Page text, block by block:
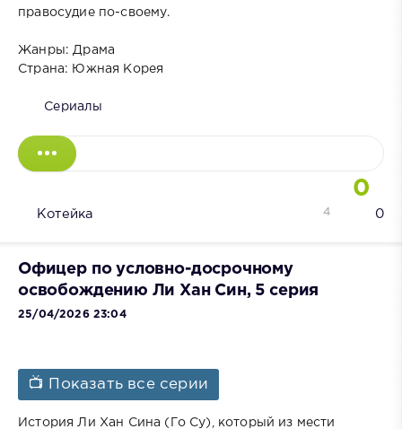
правосудие по-своему.
Жанры: Драма
Страна: Южная Корея
Сериалы
0
Котейка 0
4
Офицер по условно-досрочному
освобождению Ли Хан Син, 5 серия
25/04/2026 23:04
📺 Показать все серии
История Ли Хан Сина (Го Су), который из мести